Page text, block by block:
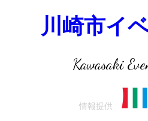
川崎市イ
Kawasaki
情報提供